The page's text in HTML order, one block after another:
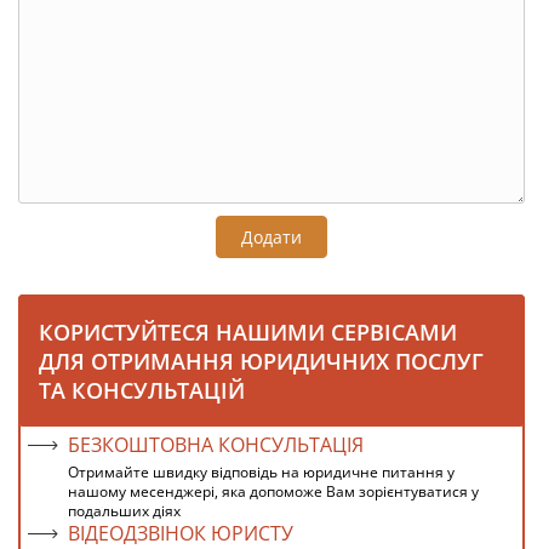
Додати
КОРИСТУЙТЕСЯ НАШИМИ СЕРВІСАМИ
ДЛЯ ОТРИМАННЯ ЮРИДИЧНИХ ПОСЛУГ
ТА КОНСУЛЬТАЦІЙ
БЕЗКОШТОВНА КОНСУЛЬТАЦІЯ
Отримайте швидку відповідь на юридичне питання у
нашому месенджері, яка допоможе Вам зорієнтуватися у
подальших діях
ВІДЕОДЗВІНОК ЮРИСТУ